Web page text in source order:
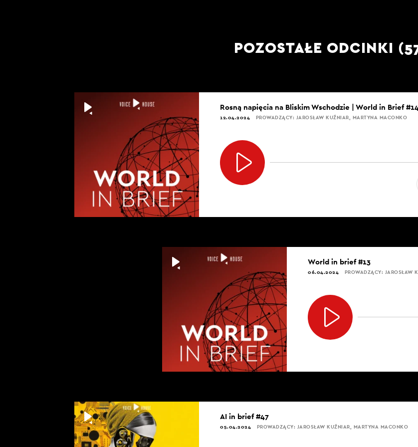
No i terapeuta do mnie mówi: To czemu pani tu przyszła, z
problem? Ja na niego patrzę i mówię: Nie, ja nie mam
musiałam, bo takie są wymogi. A on tak na mnie popatrzył,
uśmiechnął się… I okazało się, że mam oczywiście bardzo
których sobie częściowo nie zdawałam sprawy, częściowo
wstydziłam się do tego przyznać, wziąć za to
strony to jest tak, że musiałam, a z drugiej strony okazało się,
co zrobiłam dla siebie do tej pory. I nie mówię tego dlatego,
psychoterapeutą. Tylko mówię, że to mi naprawdę ułatwiło w
skomplikowanym świecie.
REDAKTOR J. KUŹNIAR: Gdybyśmy mieli sobie to rozłożyć
dla tych, którzy - słuchając - być może sami w głębi duszy
czy powinni, nie powinni, szukają odpowiedzi na pytanie,
kwalifikują albo co się musi zdarzyć, żeby jednak trafili. Jaka
psychologiem a psychoterapeutą?
[00:05:00]
S. MILLER: Jasne, to jest bardzo dobre pytanie, bo żyjemy w
się mogło, że to jest jasne. Jest psycholog, psychoterapeuta i
psychologiem.
POZOSTAŁE ODCINKI
Rosną napięcia na Bliskim Wschodzie | World in Brief
12.04.2024 PROWADZĄCY: JAROSŁAW KUŹNIAR, MARTYNA MACONKO
World in brief #13
06.04.2024 PROWADZĄCY: JAROSŁAW
AI in brief #47
05.04.2024 PROWADZĄCY: JAROSŁAW KUŹNIAR, MARTYNA MACONKO